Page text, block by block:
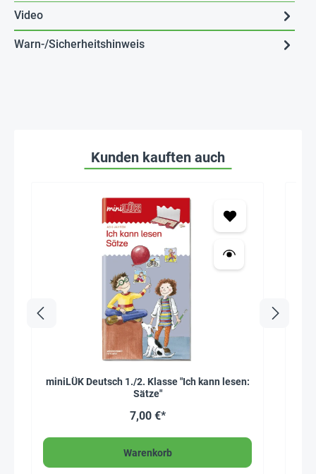
Video
Warn-/Sicherheitshinweis
Kunden kauften auch
miniLÜK Deutsch 1./2. Klasse "Ich kann lesen:
Sätze"
7,00 €*
Warenkorb